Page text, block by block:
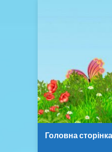
Головна сторінка